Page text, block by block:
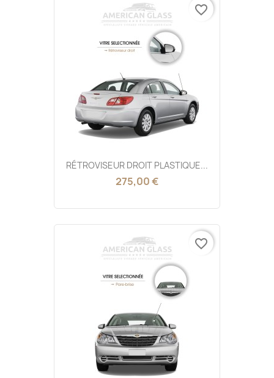
RÉTROVISEUR DROIT PLASTIQUE...
275,00 €
favorite_border
favorite_border